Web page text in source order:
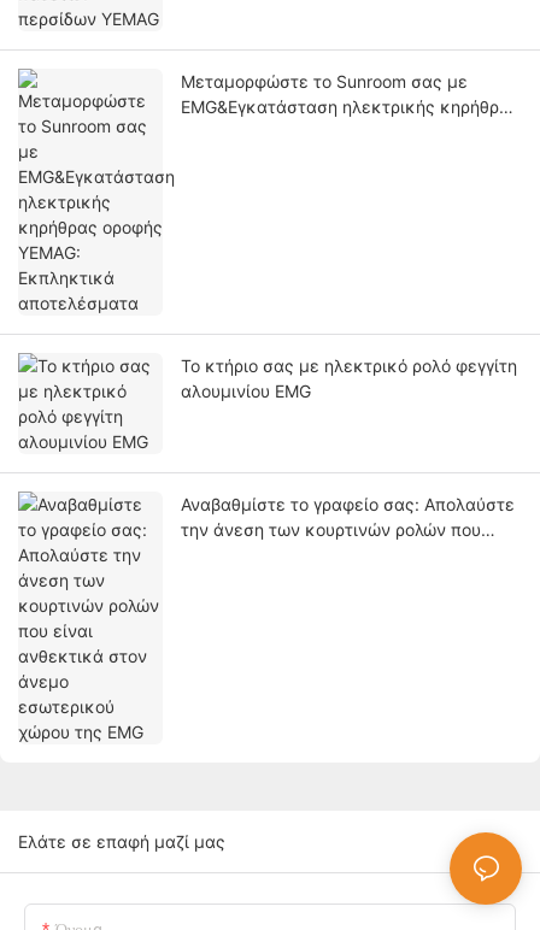
Μεταμορφώστε το Sunroom σας με
EMG&Εγκατάσταση ηλεκτρικής κηρήθρας
Το κτήριο σας με ηλεκτρικό ρολό φεγγίτη
αλουμινίου EMG
Αναβαθμίστε το γραφείο σας: Απολαύστε
την άνεση των κουρτινών ρολών που
Ελάτε σε επαφή μαζί μας